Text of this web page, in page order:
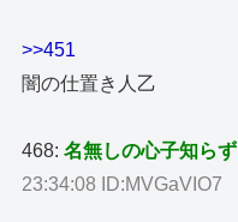
>>451
闇の仕置き人乙
468:名無しの心子知らず
23:34:08 ID:MVGaVIO7